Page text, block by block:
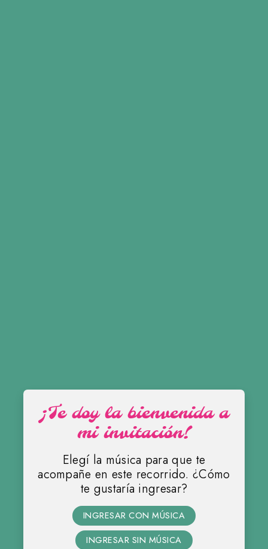
Abigail
MIS 15 AÑOS
¡Te doy la bienvenida a
mi invitación!
Elegí la música para que te
acompañe en este recorrido. ¿Cómo
te gustaría ingresar?
INGRESAR CON MÚSICA
INGRESAR SIN MÚSICA